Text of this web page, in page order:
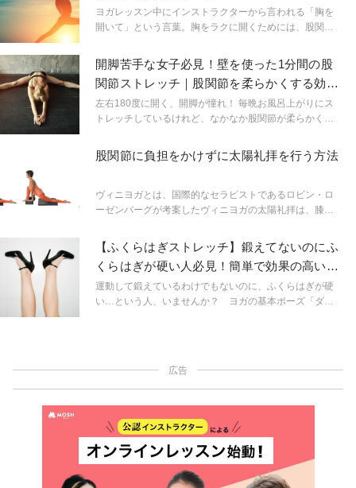
ヨガレッスン中にインストラクターから言われる「胸を
開いて」という言葉。胸をラクに開くためには、股関節
人気ヨガティーチャーの鈴木伸枝先生に、壁を使って下
半身を安定させる簡単ワークを教えていただきました。
開脚苦手な女子必見！壁を使った1分間の股
関節ストレッチ｜股関節を柔らかくする効果
的な方法
左右180度に開く、開脚が憧れ！ 毎晩お風呂上がりにス
トレッチしているけれど、なかなか股関節が柔らかくな
か？「体が硬いという人は、ストレッチで脱力を意識し
てみて」と話すのは、ヨガティーチャーの鈴木伸枝先
チで、脱力する練習をしてみましょう。行う前後で可動
域の変化を感じられるはず！
股関節に負担をかけずに太陽礼拝を行う方法
ヴィニヨガとは、国際的なセラピストであるロビン・ロ
ーゼンバーグが考案したヴィニヨガの太陽礼拝は、膝を
るので、ぜひやってみよう。
【ふくらはぎストレッチ】鍛えてないのにふ
くらはぎが硬い人必見！簡単で効果の高いや
り方とは
運動して鍛えているわけでもないのに、ふくらはぎが硬
い…という人、いませんか？ ヨガの基本ポーズ「ダウ
るキミ先生に、ふくらはぎの筋肉である「ヒラメ筋」と
「腓腹筋」をゆるめる方法を教えてもらいました。
広告